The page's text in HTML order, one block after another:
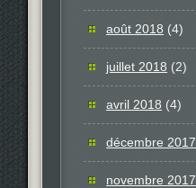
août 2018 (4)
juillet 2018 (2)
avril 2018 (4)
décembre 2017
novembre 2017